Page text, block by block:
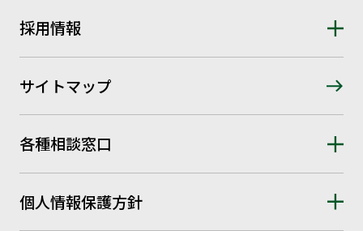
採用情報
サイトマップ
各種相談窓口
個人情報保護方針